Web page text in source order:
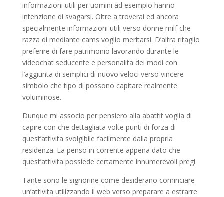
informazioni utili per uomini ad esempio hanno
intenzione di svagarsi. Oltre a troverai ed ancora
specialmente informazioni utili verso donne milf che
razza di mediante cams voglio meritarsi. D’altra ritaglio
preferire di fare patrimonio lavorando durante le
videochat seducente e personalita dei modi con
l’aggiunta di semplici di nuovo veloci verso vincere
simbolo che tipo di possono capitare realmente
voluminose.
Dunque mi associo per pensiero alla abattit voglia di
capire con che dettagliata volte punti di forza di
quest’attivita svolgibile facilmente dalla propria
residenza. La penso in corrente appena dato che
quest’attivita possiede certamente innumerevoli pregi.
Tante sono le signorine come desiderano cominciare
un’attivita utilizzando il web verso preparare a estrarre